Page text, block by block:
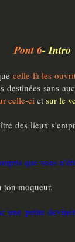
Pont 6- Intro
celle-là les
sans
celle-ciet sur le
des lieux
que vous
ton moqueur.
une petite